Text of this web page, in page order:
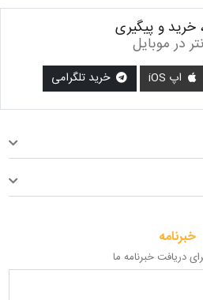
خرید و پیگیری
در موبایل
اپ iOS خرید تلگرامی
خبرنامه
دریافت خبرنامه ما